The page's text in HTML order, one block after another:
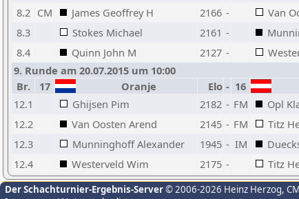
8.2 CM James Geoffrey H 2166 - Van
8.3
Stokes Michael 2161 -
8.4
Quinn John M 2127 -
9. Runde am 20.07.2015 um 10:00
Br.
17 Oranje Elo - 16
12.1
Ghijsen Pim 2182 - FM Opl
12.2
Van Oosten Arend 2145 - FM Titz
12.3
Munninghoff Alexander 1945 - IM
12.4
Westerveld Wim 2175 - Titz
Der Schachturnier-Ergebnis-Server© 2006-2026 Heinz Herzog,